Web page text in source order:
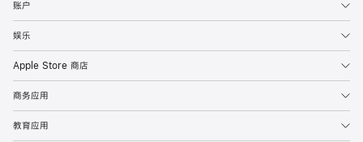
账户
娱乐
Apple Store 商店
商务应用
教育应用